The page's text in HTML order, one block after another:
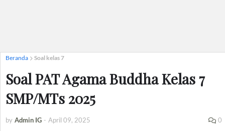
Beranda Soal kelas 7
Soal PAT Agama Buddha Kelas 7
SMP/MTs 2025
by Admin IG - April 09, 2025 0